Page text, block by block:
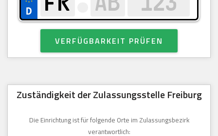
VERFÜGBARKEIT PRÜFEN
Zuständigkeit der Zulassungsstelle Freiburg
Die Einrichtung ist für folgende Orte im Zulassungsbezirk
verantwortlich: